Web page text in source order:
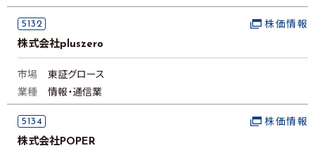
5132
株式会社pluszero
株価情報
市場
東証グロース
業種
情報・通信業
5134
株式会社POPER
株価情報